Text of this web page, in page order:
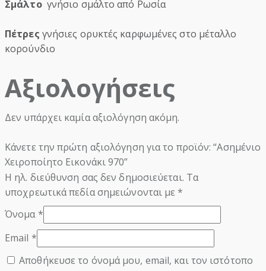
Σμάλτο γνήσιο σμάλτο από Ρωσία
Πέτρες γνήσιες ορυκτές καρφωμένες στο μέταλλο
κορούνδιο
Αξιολογήσεις
Δεν υπάρχει καμία αξιολόγηση ακόμη.
Κάνετε την πρώτη αξιολόγηση για το προϊόν: “Ασημένιο
Χειροποίητο Εικονάκι 970”
Η ηλ. διεύθυνση σας δεν δημοσιεύεται. Τα
υποχρεωτικά πεδία σημειώνονται με*
Όνομα*
Email *
Αποθήκευσε το όνομά μου, email, και τον ιστότοπο